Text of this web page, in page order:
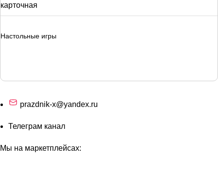
карточная
Настольные игры
prazdnik-x@yandex.ru
Телеграм канал
Мы на маркетплейсах: